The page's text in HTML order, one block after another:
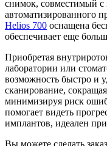
снимок, совместимый с
автоматизированного
Helios 700 оснащена
обеспечивает еще
Приобретая
лаборатории или
возможность быстро и
сканирование,
минимизируя риск
помогает видеть
имплантов, идеален
Вы можете сделать